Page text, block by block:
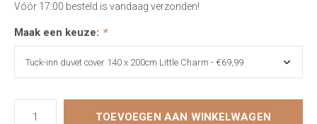
Vóór 17:00 besteld is vandaag verzonden!
Maak een keuze: *
TOEVOEGEN AAN WINKELWAGEN